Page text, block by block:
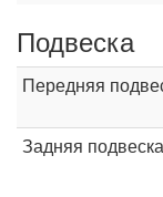
Подвеска
Передняя
Задняя подвеска